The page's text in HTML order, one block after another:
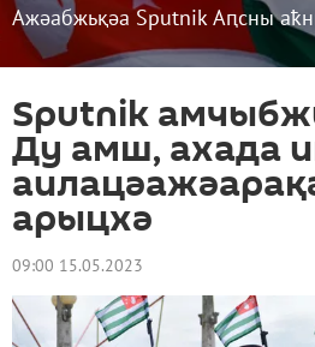
Ажәабжьқәа Sputnik Аԥсны
Sputnik
Ду амш, ахада
арыцхә
09:00 15.05.2023